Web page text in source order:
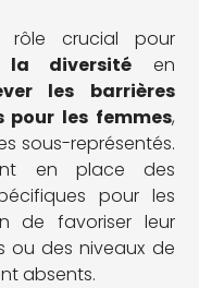
rôle crucial pour
diversité en
les barrières
pour les femmes,
sous-représentés.
en place des
pour les
de favoriser leur
ou des niveaux de
absents.